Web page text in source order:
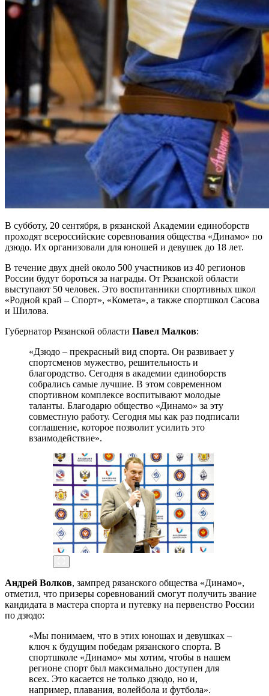
В субботу, 20 сентября, в рязанской Академии единоборств
проходят всероссийские соревнования общества «Динамо» по
дзюдо. Их организовали для юношей и девушек до 18 лет.
В течение двух дней около 500 участников из 40 регионов
России будут бороться за награды. От Рязанской области
выступают 50 человек. Это воспитанники спортивных школ
«Родной край – Спорт», «Комета», а также спортшкол Сасова
и Шилова.
Губернатор Рязанской области Павел Малков:
«Дзюдо – прекрасный вид спорта. Он развивает у
спортсменов мужество, решительность и
благородство. Сегодня в академии единоборств
собрались самые лучшие. В этом современном
спортивном комплексе воспитывают молодые
таланты. Благодарю общество «Динамо» за эту
совместную работу. Сегодня мы как раз подписали
соглашение, которое позволит усилить это
взаимодействие».
Андрей Волков, зампред рязанского общества «Динамо»,
отметил, что призеры соревнований смогут получить звание
кандидата в мастера спорта и путевку на первенство России
по дзюдо:
«Мы понимаем, что в этих юношах и девушках –
ключ к будущим победам рязанского спорта. В
спортшколе «Динамо» мы хотим, чтобы в нашем
регионе спорт был максимально доступен для
всех. Это касается не только дзюдо, но и,
например, плавания, волейбола и футбола».